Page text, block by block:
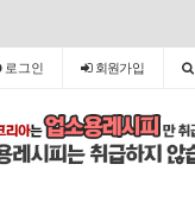
로그인 회원가입